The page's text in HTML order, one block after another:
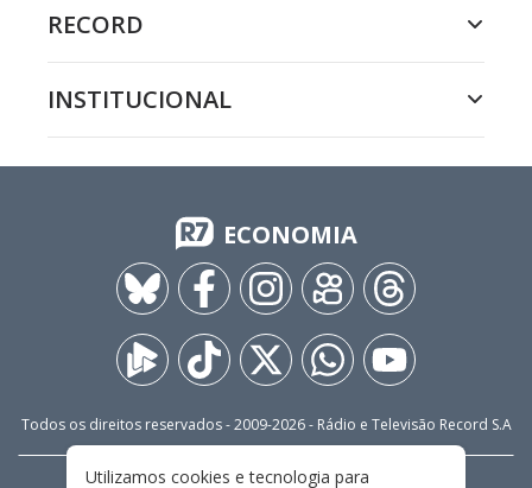
RECORD
INSTITUCIONAL
ECONOMIA
Todos os direitos reservados - 2009-2026- Rádio e Televisão Record S.A
Utilizamos cookies e tecnologia para